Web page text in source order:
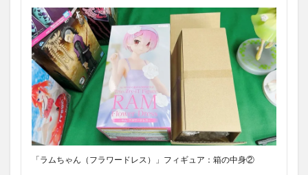
「ラムちゃん（フラワードレス）」フィギュア：箱の中身②